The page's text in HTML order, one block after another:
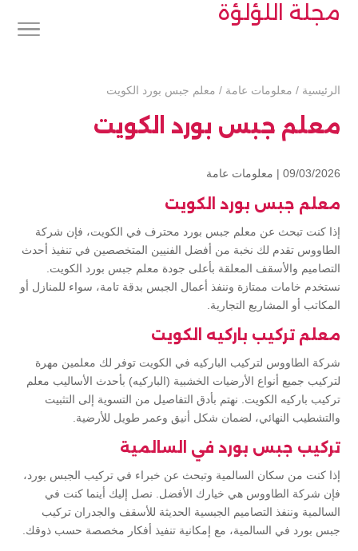
مجلة اللؤلؤة
الرئيسية / معلومات عامة / معلم جبس بورد الكويت
معلم جبس بورد الكويت
09/03/2026 | معلومات عامة
معلم جبس بورد الكويت
إذا كنت تبحث عن معلم جبس بورد محترف في الكويت، فإن شركة
الطاووس تقدم لك نخبة من أفضل الفنيين المتخصصين في تنفيذ أحدث
التصاميم والأسقف المعلقة بأعلى جودة معلم جبس بورد الكويت.
نستخدم خامات ممتازة وننفذ أعمال الجبس بدقة تامة، سواء للمنازل أو
المكاتب أو المشاريع التجارية.
معلم تركيب باركيه الكويت
شركة الطاووس لتركيب الباركيه في الكويت توفر لك معلمين مهرة
لتركيب جميع أنواع الأرضيات الخشبية (الباركيه) بأحدث الأساليب معلم
تركيب باركيه الكويت. نهتم بأدق التفاصيل من التسوية إلى التثبيت
والتشطيب النهائي، لضمان شكل أنيق وعمر طويل للأرضية.
تركيب جبس بورد في السالمية
إذا كنت من سكان السالمية وتبحث عن خبراء في تركيب الجبس بورد،
فإن شركة الطاووس هي خيارك الأفضل. نصل إليك أينما كنت في
السالمية وننفذ التصاميم الجبسية الحديثة للأسقف والجدران تركيب
جبس بورد في السالمية، مع إمكانية تنفيذ أفكار مخصصة حسب ذوقك.